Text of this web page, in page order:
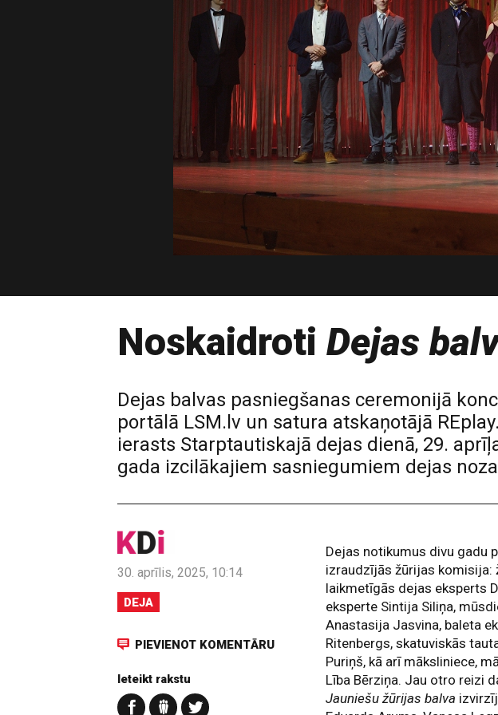
Noskaidroti Dejas
Dejas balvas pasniegšanas ceremonijā
portālā LSM.lv un satura atskaņotājā
ierasts Starptautiskajā dejas dienā, 29.
gada izcilākajiem sasniegumiem dejas
30. aprīlis, 2025, 10:14
DEJA
PIEVIENOT KOMENTĀRU
Ieteikt rakstu
Dejas notikumus divu gadu
izraudzījās žūrijas
laikmetīgās dejas eksperts
eksperte Sintija Siliņa,
Anastasija Jasvina, baleta
Ritenbergs, skatuviskās
Puriņš, kā arī māksliniece,
Lība Bērziņa. Jau otro reizi
Jauniešu žūrijas balva